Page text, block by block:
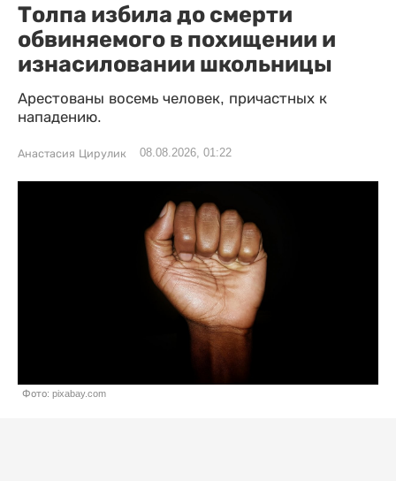
Толпа избила до смерти
обвиняемого в похищении и
изнасиловании школьницы
Арестованы восемь человек, причастных к
нападению.
Анастасия Цирулик 08.08.2026, 01:22
Фото: pixabay.com